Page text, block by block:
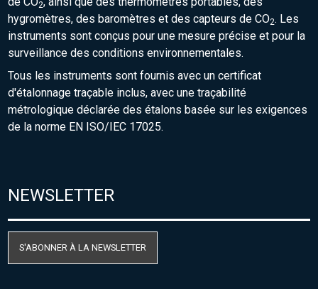
2
hygromètres, des baromètres et des capteurs de CO2. Les
instruments sont conçus pour une mesure précise et pour la
surveillance des conditions environnementales.
Tous les instruments sont fournis avec un certificat
d'étalonnage traçable inclus, avec une traçabilité
métrologique déclarée des étalons basée sur les exigences
de la norme EN ISO/IEC 17025.
NEWSLETTER
S'ABONNER À LA NEWSLETTER